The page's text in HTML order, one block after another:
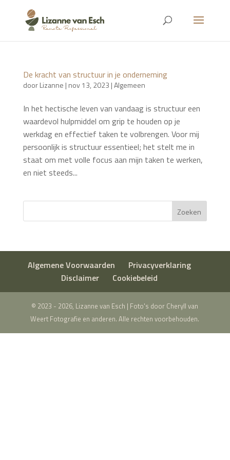
De kracht van structuur in je onderneming
doorLizanne | nov 13, 2023 |Algemeen
In het hectische leven van vandaag is structuur een
waardevol hulpmiddel om grip te houden op je
werkdag en effectief taken te volbrengen. Voor mij
persoonlijk is structuur essentieel; het stelt me in
staat om met volle focus aan mijn taken te werken,
en niet steeds...
Zoeken
Algemene Voorwaarden
Privacyverklaring
Disclaimer
Cookiebeleid
© 2023 - 2026, Lizanne van Esch | Foto's door Cheryll van
Weert Fotografie en anderen. Alle rechten voorbehouden.